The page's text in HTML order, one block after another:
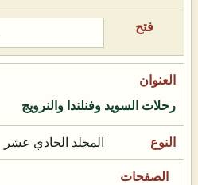
رحلات السويد وفنلندا والنرويج
المجلد الحادي عشر